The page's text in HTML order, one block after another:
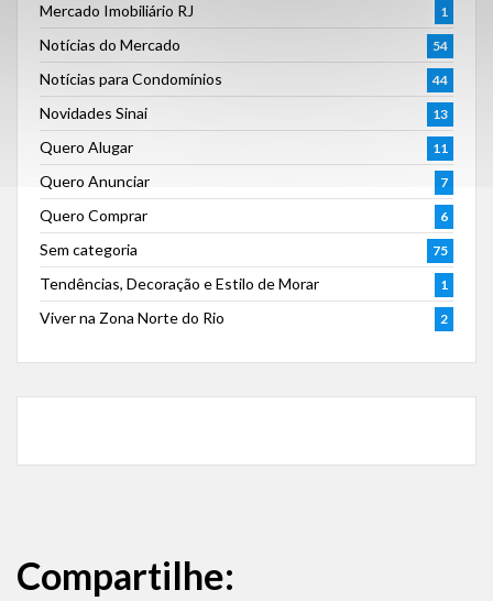
Mercado Imobiliário RJ 1
Notícias do Mercado 54
Notícias para Condomínios 44
Novidades Sinai 13
Quero Alugar 11
Quero Anunciar 7
Quero Comprar 6
Sem categoria 75
Tendências, Decoração e Estilo de Morar 1
Viver na Zona Norte do Rio 2
Compartilhe: